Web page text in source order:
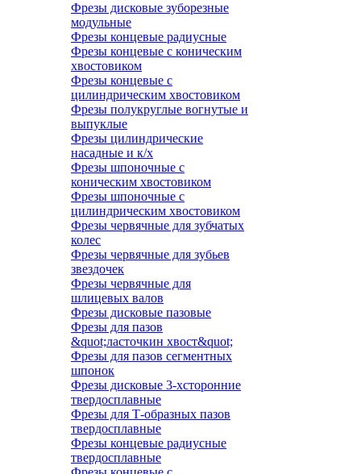
Фрезы дисковые зуборезные
модульные
Фрезы концевые радиусные
Фрезы концевые с коническим
хвостовиком
Фрезы концевые с
цилиндрическим хвостовиком
Фрезы полукруглые вогнутые и
выпуклые
Фрезы цилиндрические
насадные и к/х
Фрезы шпоночные с
коническим хвостовиком
Фрезы шпоночные с
цилиндрическим хвостовиком
Фрезы червячные для зубчатых
колес
Фрезы червячные для зубьев
звездочек
Фрезы червячные для
шлицевых валов
Фрезы дисковые пазовые
Фрезы для пазов
&quot;ласточкин хвост&quot;
Фрезы для пазов сегментных
шпонок
Фрезы дисковые 3-хсторонние
твердосплавные
Фрезы для Т-образных пазов
твердосплавные
Фрезы концевые радиусные
твердосплавные